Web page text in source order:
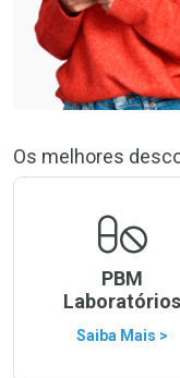
Os melhores
PBM
Laboratórios
Saiba Mais >